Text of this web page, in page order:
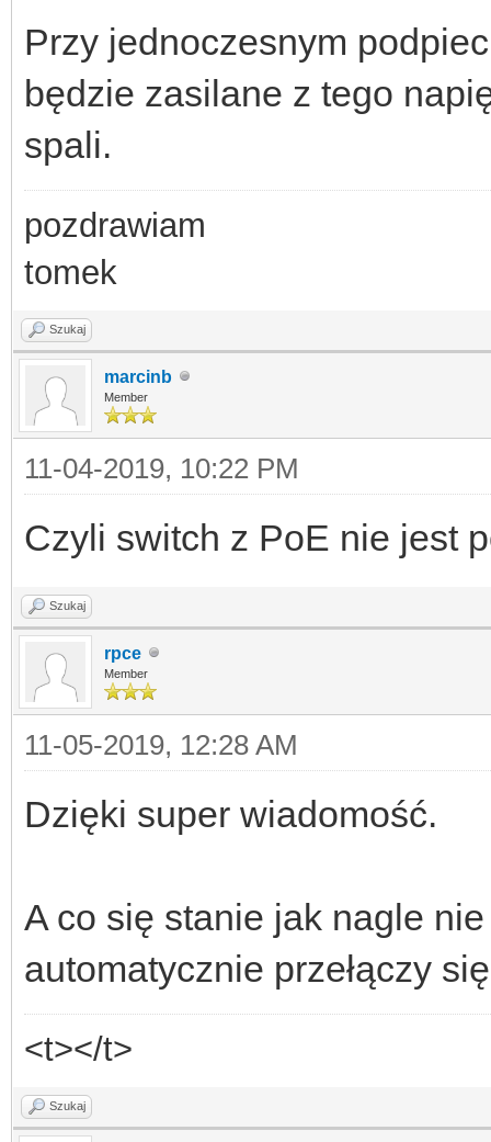
Przy jednoczesnym
będzie zasilane z tego
spali.
pozdrawiam
tomek
Szukaj
marcinb
Member
11-04-2019, 10:22 PM
Czyli switch z PoE nie jest
Szukaj
rpce
Member
11-05-2019, 12:28 AM
Dzięki super wiadomość.
A co się stanie jak nagle
automatycznie przełączy
<t></t>
Szukaj